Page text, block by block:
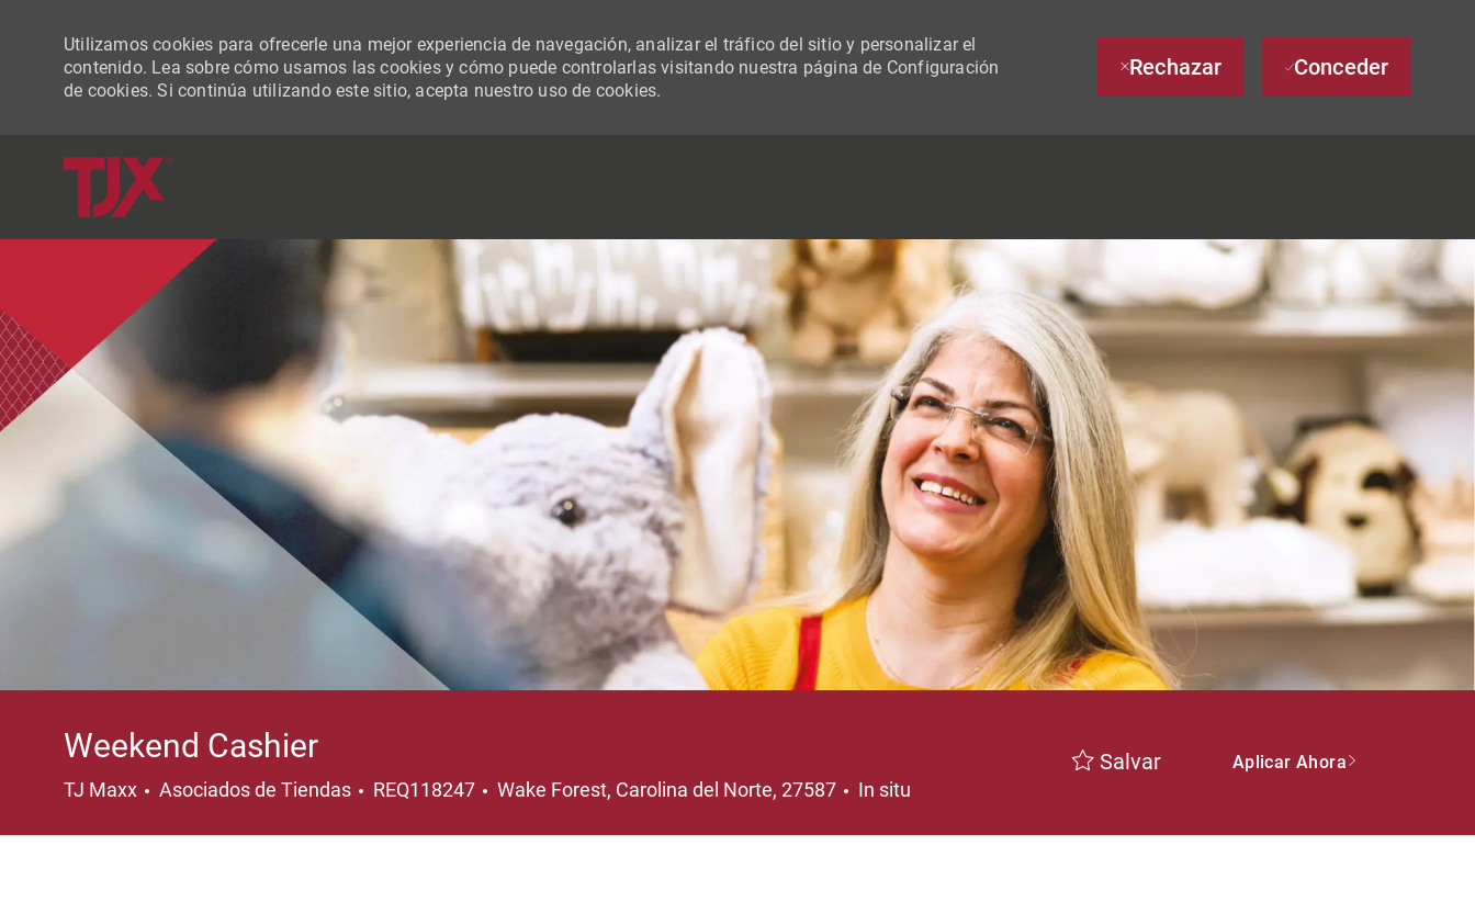
Utilizamos cookies para ofrecerle una mejor experiencia de navegación, analizar el tráfico del sitio y personalizar el
contenido. Lea sobre cómo usamos las cookies y cómo puede controlarlas visitando nuestra página de Configuración
de cookies. Si continúa utilizando este sitio, acepta nuestro uso de cookies.
Rechazar Conceder
Weekend Cashier
TJ Maxx Categoría
Asociados de Tiendas REQ118247 Ubicación
Wake Forest, Carolina del Norte, 27587 In situ
Salvar Aplicar Ahora